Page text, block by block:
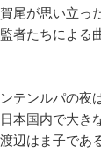
尾が思い立っ
者たちによる
テンルパの夜
本国内で大き
渡辺はま子で